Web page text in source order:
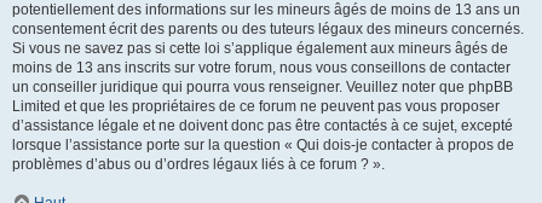
potentiellement des informations sur les mineurs âgés de moins de 13 ans un
consentement écrit des parents ou des tuteurs légaux des mineurs concernés.
Si vous ne savez pas si cette loi s’applique également aux mineurs âgés de
moins de 13 ans inscrits sur votre forum, nous vous conseillons de contacter
un conseiller juridique qui pourra vous renseigner. Veuillez noter que phpBB
Limited et que les propriétaires de ce forum ne peuvent pas vous proposer
d’assistance légale et ne doivent donc pas être contactés à ce sujet, excepté
lorsque l’assistance porte sur la question « Qui dois-je contacter à propos de
problèmes d’abus ou d’ordres légaux liés à ce forum ? ».